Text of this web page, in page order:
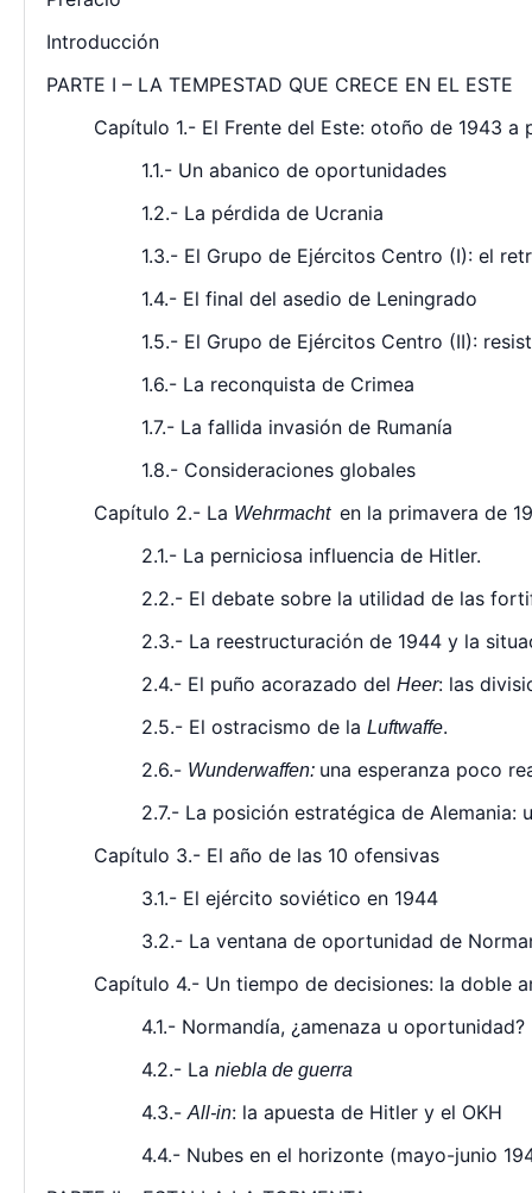
Introducción
PARTE I – LA TEMPESTAD QUE CRECE EN EL ESTE
Capítulo 1.- El Frente del Este: otoño de 1943 a
1.1.- Un abanico de oportunidades
1.2.- La pérdida de Ucrania
1.3.- El Grupo de Ejércitos Centro (I): el
1.4.- El final del asedio de Leningrado
1.5.- El Grupo de Ejércitos Centro (II):
1.6.- La reconquista de Crimea
1.7.- La fallida invasión de Rumanía
1.8.- Consideraciones globales
Capítulo 2.- La Wehrmacht en la primavera de
2.1.- La perniciosa influencia de Hitler.
2.2.- El debate sobre la utilidad de las
2.3.- La reestructuración de 1944 y la
2.4.- El puño acorazado del Heer: las
2.5.- El ostracismo de la Luftwaffe.
2.6.- Wunderwaffen: una esperanza poco
2.7.- La posición estratégica de Alemania:
Capítulo 3.- El año de las 10 ofensivas
3.1.- El ejército soviético en 1944
3.2.- La ventana de oportunidad de
Capítulo 4.- Un tiempo de decisiones: la doble
4.1.- Normandía, ¿amenaza u oportunidad?
4.2.- La niebla de guerra
4.3.-All-in: la apuesta de Hitler y el OKH
4.4.- Nubes en el horizonte (mayo-junio